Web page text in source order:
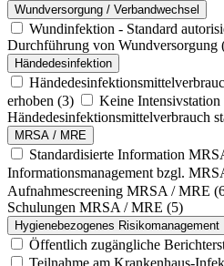
Wundversorgung / Verbandwechsel
Wundinfektion - Standard
Durchführung von Wundversorgung
Händedesinfektion
erhoben (3) Keine Intensivstation
Händedesinfektionsmittelverbrauch
MRSA / MRE
Standardisierte Information
Informationsmanagement bzgl.
Aufnahmescreening MRSA / MRE
Schulungen MRSA / MRE (5)
Hygienebezogenes Risikomanagement
Öffentlich zugängliche
Teilnahme am Krankenhaus-